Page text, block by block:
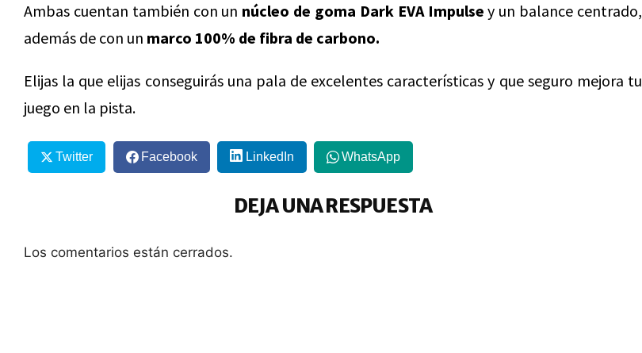
Ambas cuentan también con un núcleo de goma Dark EVA Impulse y un balance centrado,
además de con un marco 100% de fibra de carbono.
Elijas la que elijas conseguirás una pala de excelentes características y que seguro mejora tu
juego en la pista.
Twitter Facebook LinkedIn WhatsApp
DEJA UNA RESPUESTA
Los comentarios están cerrados.